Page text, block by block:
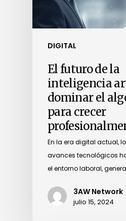
DIGITAL
El futuro de la
inteligencia
dominar el
para crecer
En la era digital actual,
avances tecnológicos
el entorno laboral,
3AW Network
julio 15, 2024